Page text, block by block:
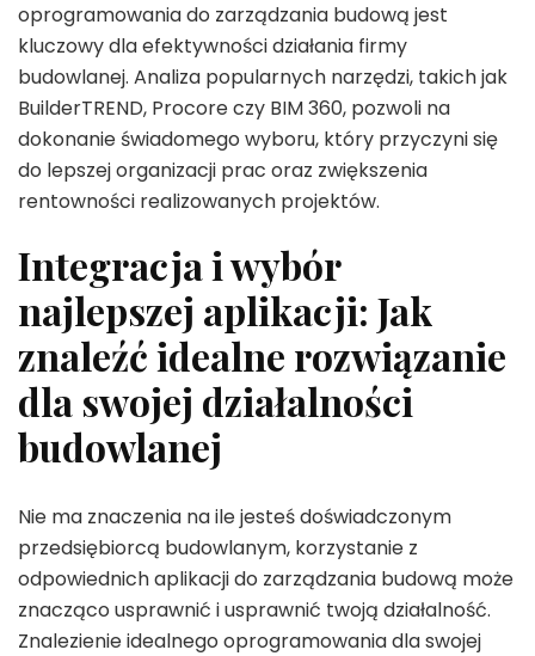
oprogramowania do zarządzania budową jest
kluczowy dla efektywności działania firmy
budowlanej. Analiza popularnych narzędzi, takich jak
BuilderTREND, Procore czy BIM 360, pozwoli na
dokonanie świadomego wyboru, który przyczyni się
do lepszej organizacji prac oraz zwiększenia
rentowności realizowanych projektów.
Integracja i wybór
najlepszej aplikacji: Jak
znaleźć idealne rozwiązanie
dla swojej działalności
budowlanej
Nie ma znaczenia na ile jesteś doświadczonym
przedsiębiorcą budowlanym, korzystanie z
odpowiednich aplikacji do zarządzania budową może
znacząco usprawnić i usprawnić twoją działalność.
Znalezienie idealnego oprogramowania dla swojej